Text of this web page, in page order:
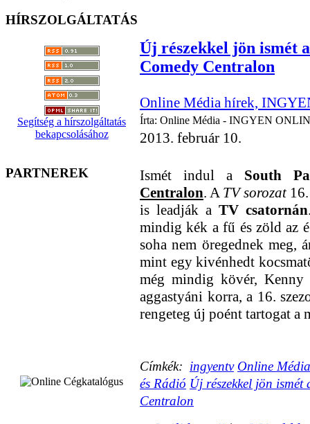
HÍRSZOLGÁLTATÁS
Segítség a hírszolgáltatás
bekapcsolásához
PARTNEREK
Új részekkel jön ismét
Comedy Centralon
Online Média hírek,
Írta: Online Média - INGYEN
2013. február 10.
Ismét indul a South
Centralon. A TV sorozat16.
is leadják a TV csatornán
mindig kék a fű és zöld az
soha nem öregednek meg,
mint egy kivénhedt
még mindig kövér, Kenny
aggastyáni korra, a 16.
rengeteg új poént tartogat a
Címkék: ingyentv Online
és Rádió Új részekkel jön
Centralon